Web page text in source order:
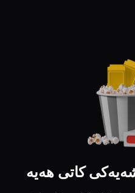
کاتی هەیە